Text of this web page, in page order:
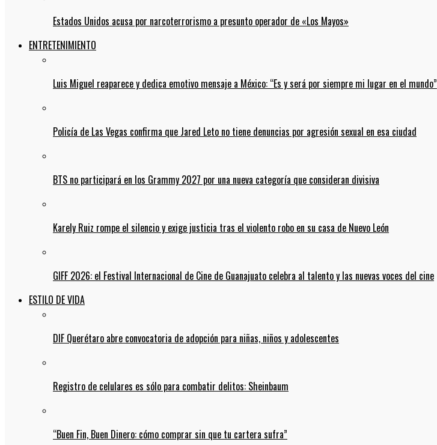
Estados Unidos acusa por narcoterrorismo a presunto operador de «Los Mayos»
ENTRETENIMIENTO
Luis Miguel reaparece y dedica emotivo mensaje a México: “Es y será por siempre mi lugar en el mundo”
Policía de Las Vegas confirma que Jared Leto no tiene denuncias por agresión sexual en esa ciudad
BTS no participará en los Grammy 2027 por una nueva categoría que consideran divisiva
Karely Ruiz rompe el silencio y exige justicia tras el violento robo en su casa de Nuevo León
GIFF 2026: el Festival Internacional de Cine de Guanajuato celebra al talento y las nuevas voces del cine
ESTILO DE VIDA
DIF Querétaro abre convocatoria de adopción para niñas, niños y adolescentes
Registro de celulares es sólo para combatir delitos: Sheinbaum
“Buen Fin, Buen Dinero: cómo comprar sin que tu cartera sufra”